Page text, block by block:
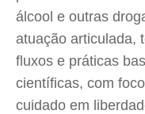
álcool e outras
atuação articulada,
fluxos e práticas
científicas, com
cuidado em